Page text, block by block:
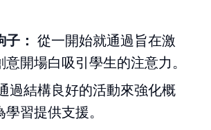
： 從一開始就通過旨在激
開場白吸引學生的注意力。
過結構良好的活動來強化概
習提供支援。